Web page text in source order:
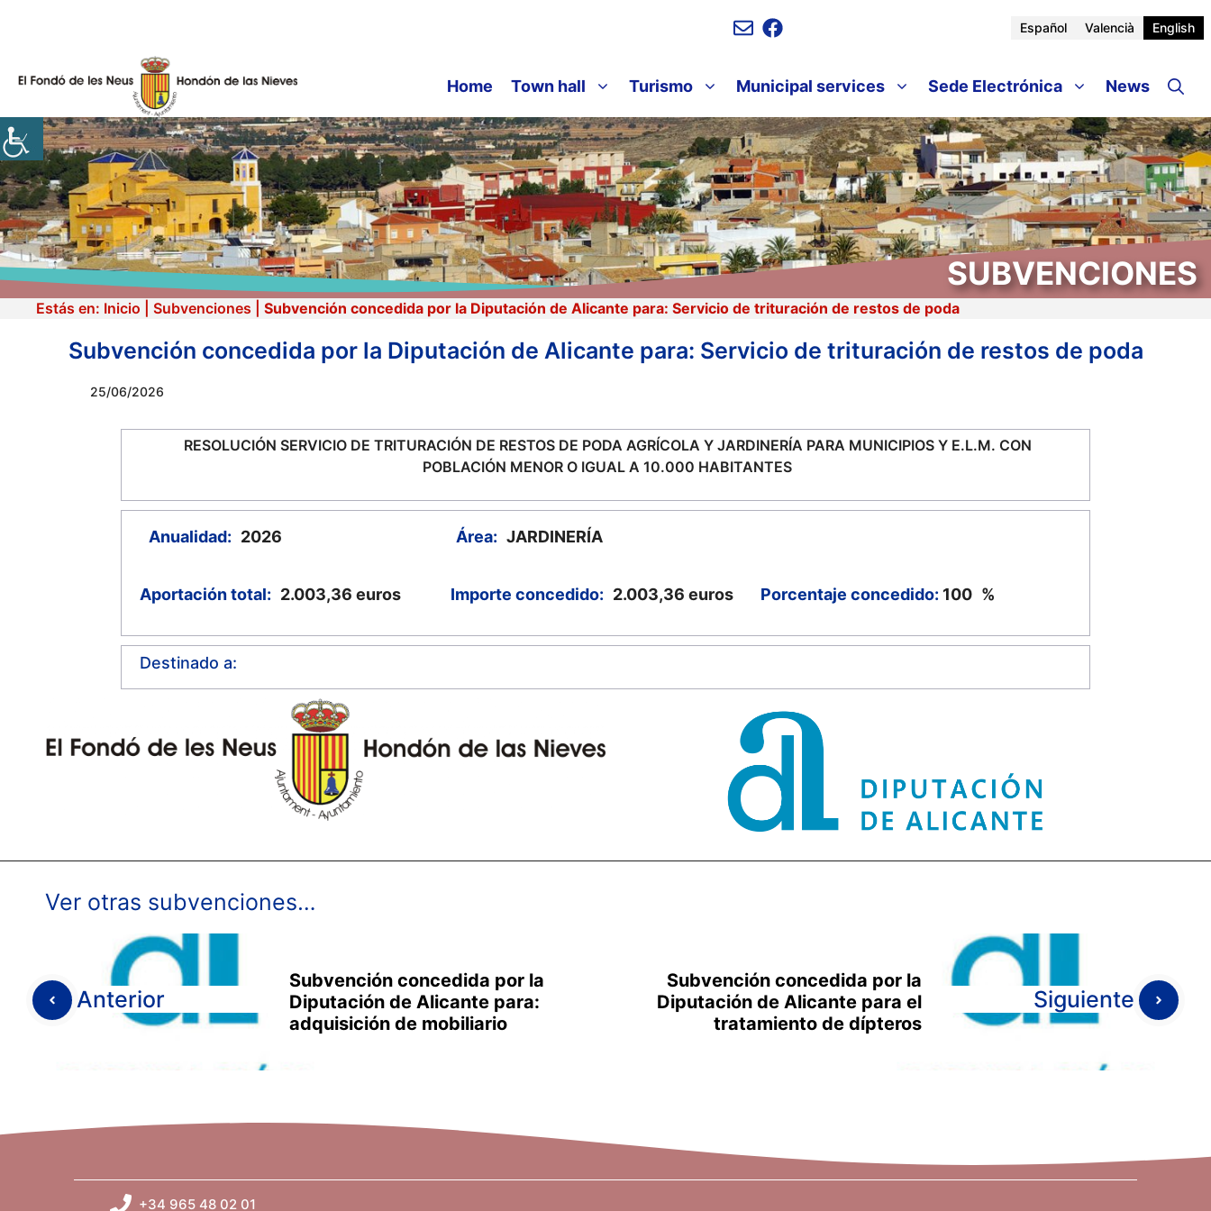
Español Valencià English
Home Town hall Turismo Municipal services Sede Electrónica News
SUBVENCIONES
Estás en: Inicio Subvenciones Subvención concedida por la Diputación de Alicante para: Servicio de trituración de restos de poda
Subvención concedida por la Diputación de Alicante para: Servicio de trituración de restos de poda
25/06/2026
RESOLUCIÓN SERVICIO DE TRITURACIÓN DE RESTOS DE PODA AGRÍCOLA Y JARDINERÍA PARA MUNICIPIOS Y E.L.M. CON
POBLACIÓN MENOR O IGUAL A 10.000 HABITANTES
Anualidad: 2026 Área: JARDINERÍA
Aportación total: 2.003,36 euros Importe concedido: 2.003,36 euros Porcentaje concedido: 100 %
Destinado a:
Ver otras subvenciones…
Anterior
Subvención concedida por la
Diputación de Alicante para:
adquisición de mobiliario
Subvención concedida por la
Diputación de Alicante para el
tratamiento de dípteros
Siguiente
+34 965 48 02 01